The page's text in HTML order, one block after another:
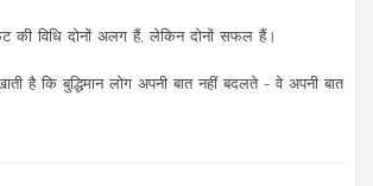
की विधि दोनों अलग हैं, लेकिन दोनों सफल हैं।
है कि बुद्धिमान लोग अपनी बात नहीं बदलते - वे अपनी बात